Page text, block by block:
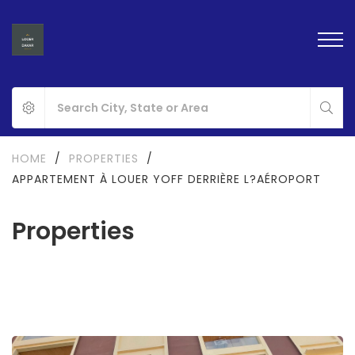
Properties
HOME / PROPERTIES
/
APPARTEMENT À LOUER YOFF DERRIÈRE L?AÉROPORT